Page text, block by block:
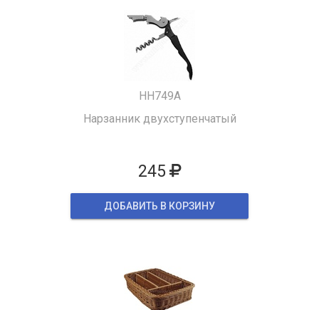
HH749A
Нарзанник двухступенчатый
245
ДОБАВИТЬ В КОРЗИНУ